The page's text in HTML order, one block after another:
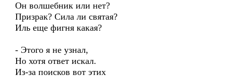
Он волшебник или нет?
Призрак? Сила ли святая?
Иль еще фигня какая?
- Этого я не узнал,
Но хотя ответ искал.
Из-за поисков вот этих